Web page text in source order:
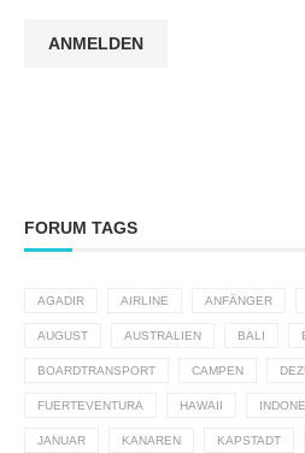
ANMELDEN
FORUM TAGS
AGADIR AIRLINE ANFÄNGER
AUGUST AUSTRALIEN BALI
BOARDTRANSPORT CAMPEN
FUERTEVENTURA HAWAII
JANUAR KANAREN KAPSTADT